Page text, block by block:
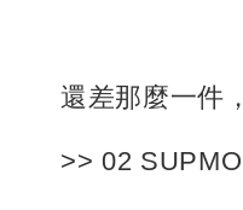
還差那麼一件
>> 02